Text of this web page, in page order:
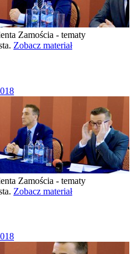
Zamościa - tematy
Zobacz materiał
Zamościa - tematy
Zobacz materiał